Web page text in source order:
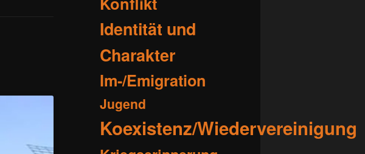
Identität und
Charakter
Im-/Emigration
Jugend
Koexistenz/Wiedervereinigung